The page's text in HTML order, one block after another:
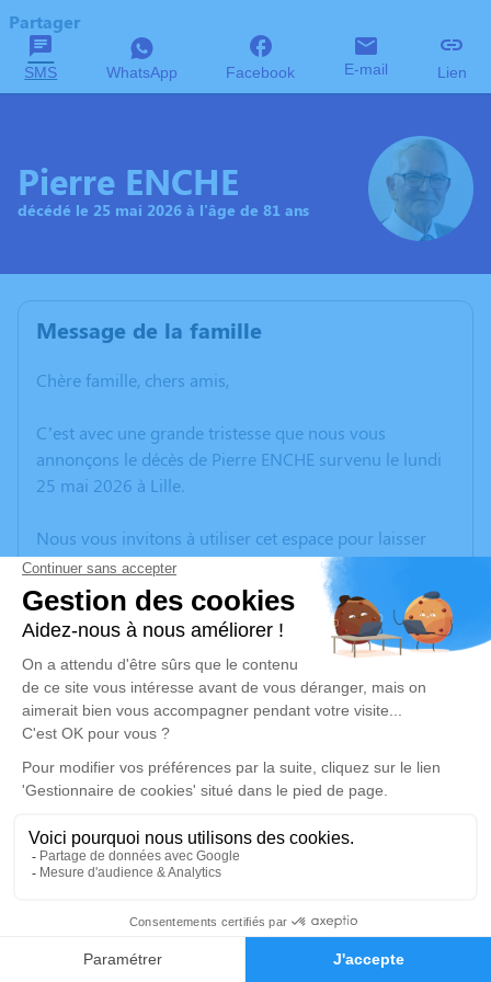
Faire-part Hommages
Partager
SMS WhatsApp Facebook E-mail Lien
Pierre ENCHE
décédé le 25 mai 2026 à l'âge de 81 ans
Message de la famille
Chère famille, chers amis,
C’est avec une grande tristesse que nous vous
annonçons le décès de Pierre ENCHE survenu le lundi
25 mai 2026 à Lille.
Nous vous invitons à utiliser cet espace pour laisser
vos condoléances, partager des photos souvenirs, une
anecdote ou exprimer vos pensées à travers des
poèmes ou des textes. Cet endroit est un lieu
d'expression dédié à honorer la mémoire de Pierre
ENCHE.
Un service de plantation d’arbre hommage est
disponible ici.
Je rends hommage
Cérémonie religieuse
Eglise St Martin d'Hersin-Coupigny
62530 Hersin-Coupigny